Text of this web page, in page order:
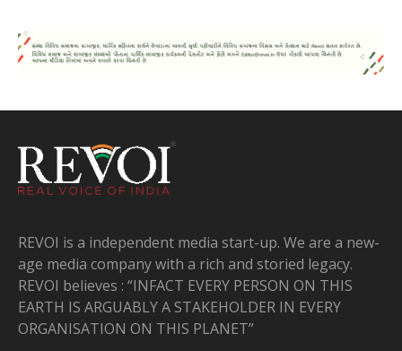
REVOI is a independent media start-up. We are a new-
age media company with a rich and storied legacy.
REVOI believes : “INFACT EVERY PERSON ON THIS
EARTH IS ARGUABLY A STAKEHOLDER IN EVERY
ORGANISATION ON THIS PLANET”